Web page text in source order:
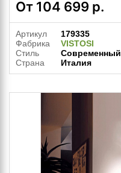
От 104 699 р.
Артикул
179335
Фабрика
VISTOSI
Стиль
Современный
Страна
Италия